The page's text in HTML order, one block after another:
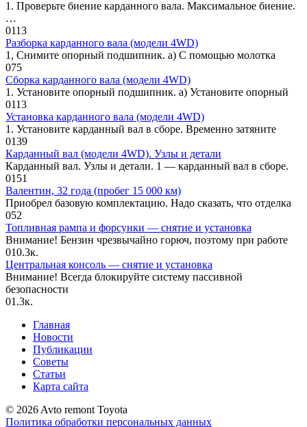
1. Проверьте биение карданного вала. Максимальное биение.
…
0113
Разборка карданного вала (модели 4WD)
1, Снимите опорный подшипник. а) С помощью молотка
075
Сборка карданного вала (модели 4WD)
1. Установите опорный подшипник. а) Установите опорный
0113
Установка карданного вала (модели 4WD)
1. Установите карданный вал в сборе. Временно затяните
0139
Карданный вал (модели 4WD). Узлы и детали
Карданный вал. Узлы и детали. 1 — карданный вал в сборе.
0151
Валентин, 32 года (пробег 15 000 км)
Приобрел базовую комплектацию. Надо сказать, что отделка
052
Топливная рампа и форсунки — снятие и установка
Внимание! Бензин чрезвычайно горюч, поэтому при работе
010.3к.
Центральная консоль — снятие и установка
Внимание! Всегда блокируйте систему пассивной
безопасности
01.3к.
Главная
Новости
Публикации
Советы
Статьи
Карта сайта
© 2026 Avto remont Toyota
Политика обработки персональных данных